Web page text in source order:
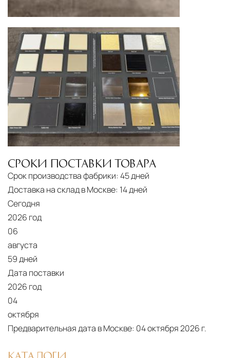
СРОКИ ПОСТАВКИ ТОВАРА
Срок производства фабрики: 45 дней
Доставка на склад в Москве: 14 дней
Сегодня
2026 год
06
августа
59 дней
Дата поставки
2026 год
04
октября
Предварительная дата в Москве: 04 октября 2026 г.
КАТАЛОГИ